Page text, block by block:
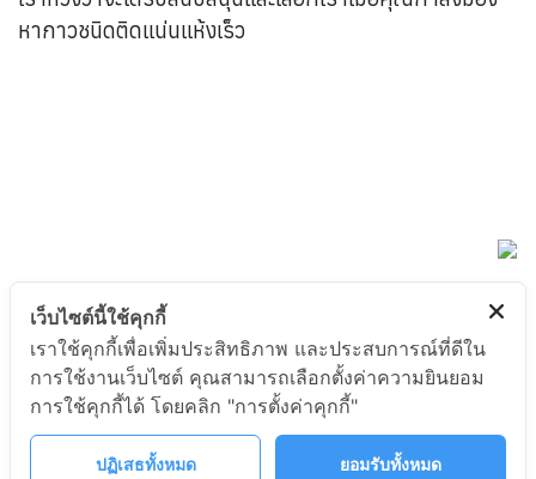
หากาวชนิดติดแน่นแห้งเร็ว
เว็บไซต์นี้ใช้คุกกี้
เราใช้คุกกี้เพื่อเพิ่มประสิทธิภาพ และประสบการณ์ที่ดีใน
การใช้งานเว็บไซต์ คุณสามารถเลือกตั้งค่าความยินยอม
การใช้คุกกี้ได้ โดยคลิก "การตั้งค่าคุกกี้"
ปฏิเสธทั้งหมด ยอมรับทั้งหมด